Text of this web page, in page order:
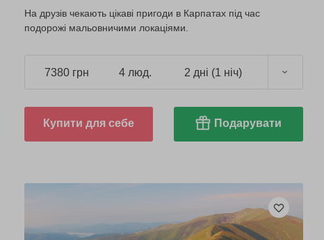
На друзів чекають цікаві пригоди в Карпатах під час
подорожі мальовничими локаціями.
7380 грн 4 люд. 2 дні (1 ніч)
Купити для себе Подарувати